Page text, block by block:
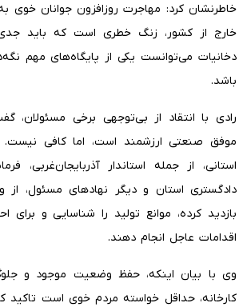
خاطرنشان کرد: مهاجرت روزافزون جوانان خوی
خارج از کشور، زنگ خطری است که باید جدی
دخانیات می‌توانست یکی از پایگاه‌های مهم
باشد.
رادی با انتقاد از بی‌توجهی برخی مسئولان،
موفق صنعتی ارزشمند است، اما کافی نیست.
استانی، از جمله استاندار آذربایجان‌غربی،
دادگستری استان و دیگر نهادهای مسئول، از
بازدید کرده، موانع تولید را شناسایی و برای
اقدامات عاجل انجام دهند.
وی با بیان اینکه، حفظ وضعیت موجود و
کارخانه، حداقل خواسته مردم خوی است تاکید